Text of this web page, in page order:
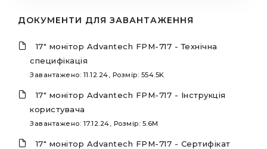
ДОКУМЕНТИ ДЛЯ ЗАВАНТАЖЕННЯ
17" монітор Advantech FPM-717 - Технічна
специфікація
Завантажено: 11.12.24, Розмір: 554.5K
17" монітор Advantech FPM-717 - Інструкція
користувача
Завантажено: 17.12.24, Розмір: 5.6M
17" монітор Advantech FPM-717 - Сертифікат